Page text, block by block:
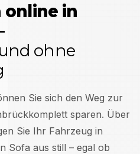
online in
ohne
Sie sich den Weg zur
komplett sparen. Über
Sie Ihr Fahrzeug in
Sofa aus still – egal ob